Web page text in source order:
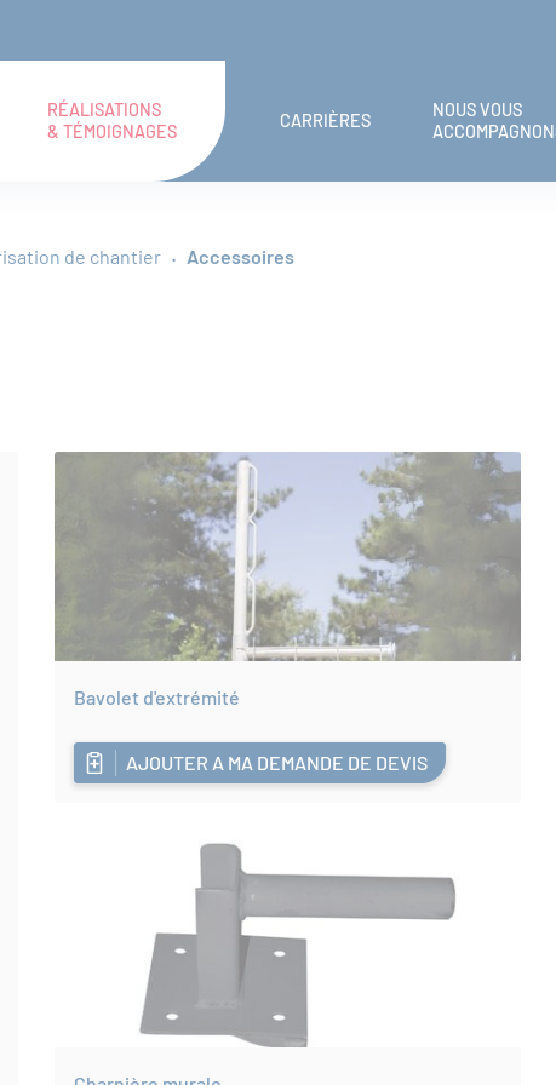
RÉALISATIONS
& TÉMOIGNAGES
CARRIÈRES
NOUS VOUS
de chantier Accessoires
Bavolet d'extrémité
AJOUTER A MA DEMANDE DE DEVIS